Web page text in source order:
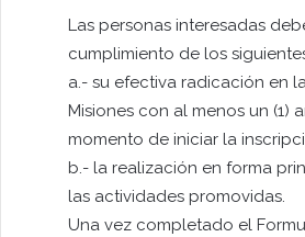
Las personas interesadas
cumplimiento de los
a.- su efectiva radicación en
Misiones con al menos un (1)
momento de iniciar la
b.- la realización en forma
las actividades promovidas.
Una vez completado el